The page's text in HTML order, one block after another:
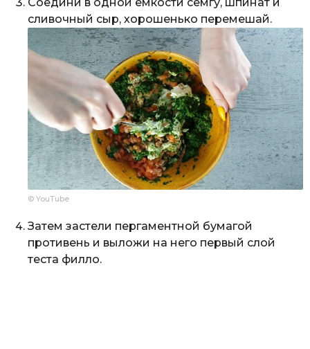
сливочный сыр, хорошенько перемешай.
© YouTube
Затем застели пергаментной бумагой
противень и выложи на него первый слой
теста филло.